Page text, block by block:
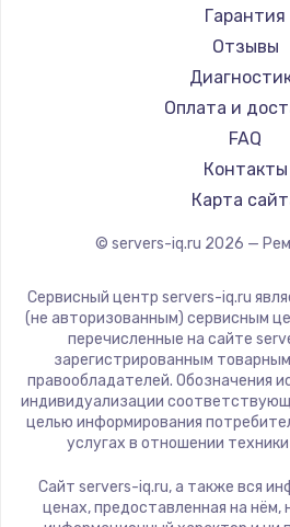
Гарантия
Отзывы
Оплата и
FAQ
Контакты
Карта
© servers-iq.ru 2026 —
Сервисный центр servers-iq.ru
(не авторизованным) сервисным
перечисленные на сайте
зарегистрированным
правообладателей. Обозначения
индивидуализации
целью информирования
услугах в отношении
Сайт servers-iq.ru, а также вся
ценах, предоставленная на нём,